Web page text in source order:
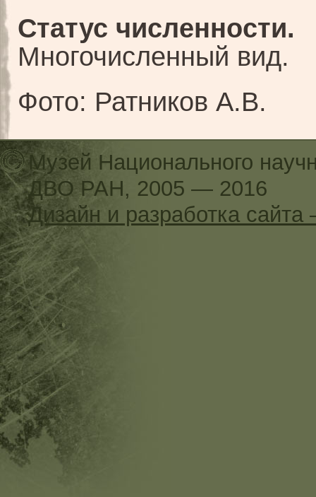
Статус численности.
Многочисленный вид.
Фото: Ратников А.В.
Музей Национального
ДВО РАН, 2005 — 2016
Дизайн и разработка